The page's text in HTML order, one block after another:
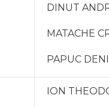
DINUT
MATACHE
PAPUC
ION